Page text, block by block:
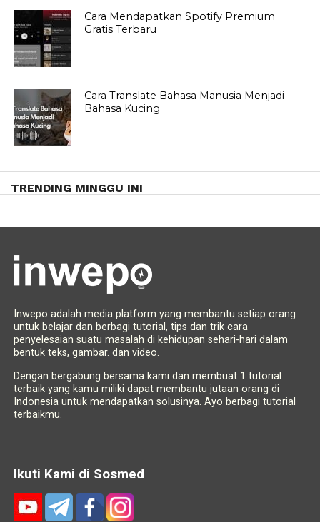
Cara Mendapatkan Spotify Premium
Gratis Terbaru
Cara Translate Bahasa Manusia Menjadi
Bahasa Kucing
TRENDING MINGGU INI
Inwepo adalah media platform yang membantu setiap orang
untuk belajar dan berbagi tutorial, tips dan trik cara
penyelesaian suatu masalah di kehidupan sehari-hari dalam
bentuk teks, gambar. dan video.
Dengan bergabung bersama kami dan membuat 1 tutorial
terbaik yang kamu miliki dapat membantu jutaan orang di
Indonesia untuk mendapatkan solusinya. Ayo berbagi tutorial
terbaikmu.
Ikuti Kami di Sosmed